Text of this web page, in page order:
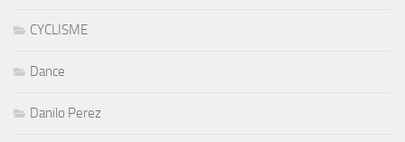
CYCLISME
Dance
Danilo Perez